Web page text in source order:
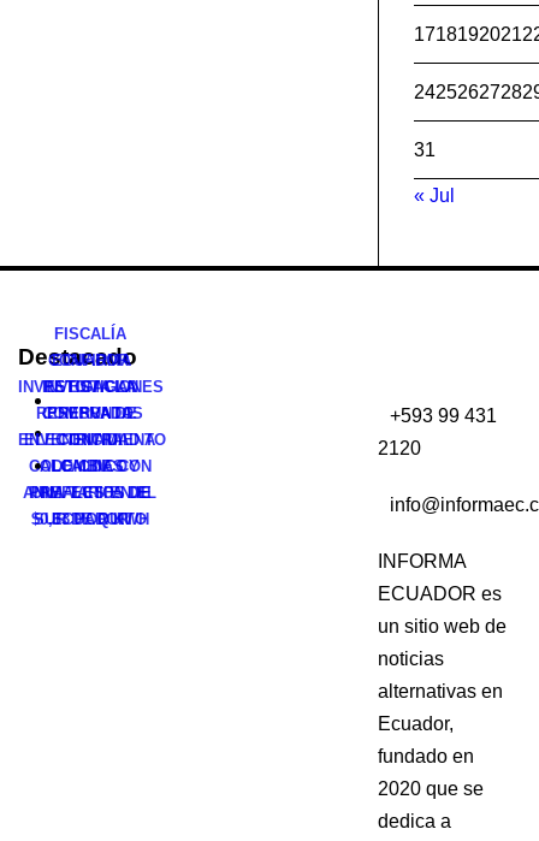
1718192021
2425262728
31
« Jul
Destacado
ECUADOR
RETOMA LA
COMPRA DE
ELECTRICIDAD A
COLOMBIA CON
UNA TARIFA DE
$0,33 POR KWH
FISCALÍA
CONFIRMA
INVESTIGACIONES
RESERVADAS
CONTRA
ALCALDES Y
PREFECTOS DE
ECUADOR
INVESTIGAN
PRESUNTO
ENVENENAMIENTO
DE CINCO
ANIMALES EN EL
SUR DE QUITO
+593 99 431
2120
INFORMA
ECUADOR es
un sitio web de
noticias
alternativas en
Ecuador,
fundado en
2020 que se
dedica a